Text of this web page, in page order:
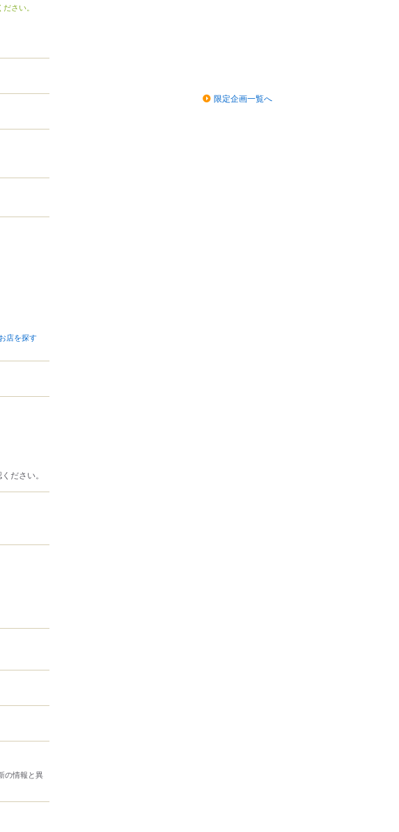
さい。
店を探す
ださい。
の情報と異
限定企画一覧へ